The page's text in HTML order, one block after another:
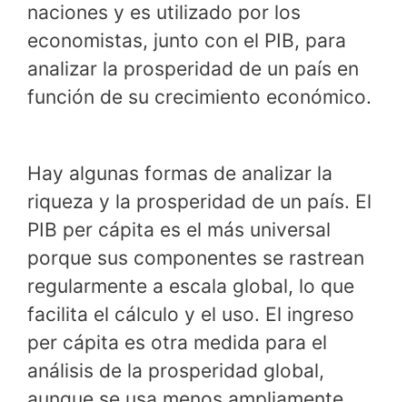
naciones y es utilizado por los
economistas, junto con el PIB, para
analizar la prosperidad de un país en
función de su crecimiento económico.
Hay algunas formas de analizar la
riqueza y la prosperidad de un país. El
PIB per cápita es el más universal
porque sus componentes se rastrean
regularmente a escala global, lo que
facilita el cálculo y el uso. El ingreso
per cápita es otra medida para el
análisis de la prosperidad global,